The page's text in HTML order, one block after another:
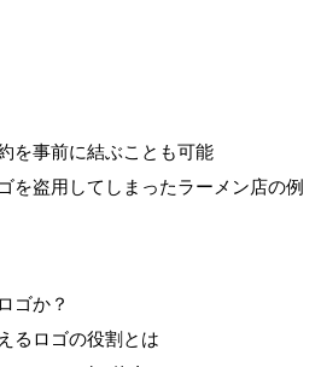
を事前に結ぶことも可能
を盗用してしまったラーメン店の例
ゴか？
るロゴの役割とは